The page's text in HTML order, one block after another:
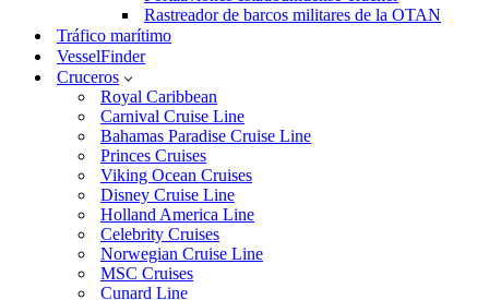
Rastreador de barcos militares de la OTAN
Tráfico marítimo
VesselFinder
Cruceros
Royal Caribbean
Carnival Cruise Line
Bahamas Paradise Cruise Line
Princes Cruises
Viking Ocean Cruises
Disney Cruise Line
Holland America Line
Celebrity Cruises
Norwegian Cruise Line
MSC Cruises
Cunard Line